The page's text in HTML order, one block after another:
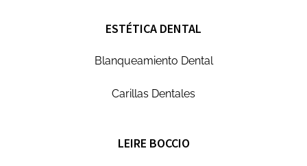
ESTÉTICA DENTAL
Blanqueamiento Dental
Carillas Dentales
LEIRE BOCCIO